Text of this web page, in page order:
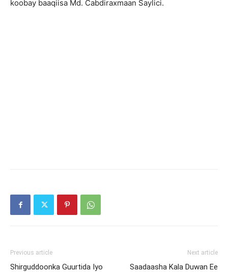
koobay baaqiisa Md. Cabdiraxmaan Saylici.
Previous article
Shirguddoonka Guurtida Iyo
Next article
Saadaasha Kala Duwan Ee